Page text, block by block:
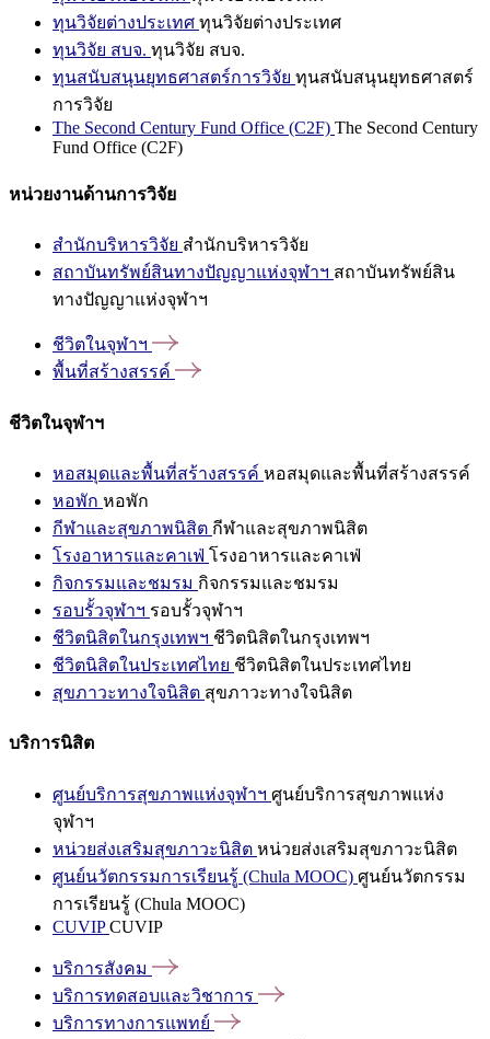
ทุนวิจัยต่างประเทศ ทุนวิจัยต่างประเทศ
ทุนวิจัย สบจ. ทุนวิจัย สบจ.
ทุนสนับสนุนยุทธศาสตร์การวิจัย ทุนสนับสนุนยุทธศาสตร์
การวิจัย
The Second Century Fund Office (C2F) The Second Century
Fund Office (C2F)
หน่วยงานด้านการวิจัย
สำนักบริหารวิจัย สำนักบริหารวิจัย
สถาบันทรัพย์สินทางปัญญาแห่งจุฬาฯ สถาบันทรัพย์สิน
ทางปัญญาแห่งจุฬาฯ
ชีวิตในจุฬาฯ
พื้นที่สร้างสรรค์
ชีวิตในจุฬาฯ
หอสมุดและพื้นที่สร้างสรรค์ หอสมุดและพื้นที่สร้างสรรค์
หอพัก หอพัก
กีฬาและสุขภาพนิสิต กีฬาและสุขภาพนิสิต
โรงอาหารและคาเฟ่ โรงอาหารและคาเฟ่
กิจกรรมและชมรม กิจกรรมและชมรม
รอบรั้วจุฬาฯ รอบรั้วจุฬาฯ
ชีวิตนิสิตในกรุงเทพฯ ชีวิตนิสิตในกรุงเทพฯ
ชีวิตนิสิตในประเทศไทย ชีวิตนิสิตในประเทศไทย
สุขภาวะทางใจนิสิต สุขภาวะทางใจนิสิต
บริการนิสิต
ศูนย์บริการสุขภาพแห่งจุฬาฯ ศูนย์บริการสุขภาพแห่ง
จุฬาฯ
หน่วยส่งเสริมสุขภาวะนิสิต หน่วยส่งเสริมสุขภาวะนิสิต
ศูนย์นวัตกรรมการเรียนรู้ (Chula MOOC) ศูนย์นวัตกรรม
การเรียนรู้ (Chula MOOC)
CUVIPCUVIP
บริการสังคม
บริการทดสอบและวิชาการ
บริการทางการแพทย์